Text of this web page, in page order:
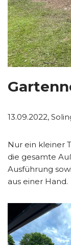
13.09.2022,
Nur ein kleiner
die gesamte
Ausführung
aus einer Hand.